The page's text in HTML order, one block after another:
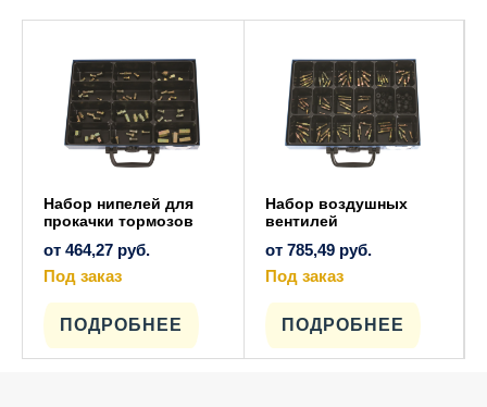
Набор нипелей для
прокачки тормозов
от 464,27 руб.
Под заказ
ПОДРОБНЕЕ
Набор воздушных
вентилей
от 785,49 руб.
Под заказ
ПОДРОБНЕЕ
несколько